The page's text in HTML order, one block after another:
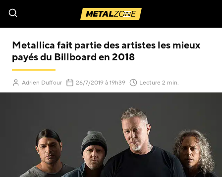
Menu
Metallica fait partie des artistes les mieux
payés du Billboard en 2018
Adrien Duffour 26/7/2019(Mis à jour le)
à 19h39 Lecture 2 min.